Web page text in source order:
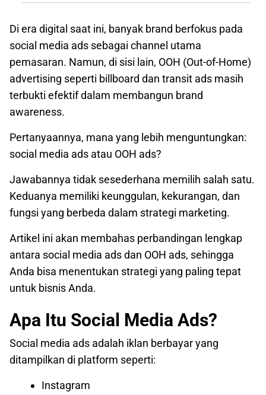
Di era digital saat ini, banyak brand berfokus pada
social media ads sebagai channel utama
pemasaran. Namun, di sisi lain, OOH (Out-of-Home)
advertising seperti billboard dan transit ads masih
terbukti efektif dalam membangun brand
awareness.
Pertanyaannya, mana yang lebih menguntungkan:
social media ads atau OOH ads?
Jawabannya tidak sesederhana memilih salah satu.
Keduanya memiliki keunggulan, kekurangan, dan
fungsi yang berbeda dalam strategi marketing.
Artikel ini akan membahas perbandingan lengkap
antara social media ads dan OOH ads, sehingga
Anda bisa menentukan strategi yang paling tepat
untuk bisnis Anda.
Apa Itu Social Media Ads?
Social media ads adalah iklan berbayar yang
ditampilkan di platform seperti:
Instagram